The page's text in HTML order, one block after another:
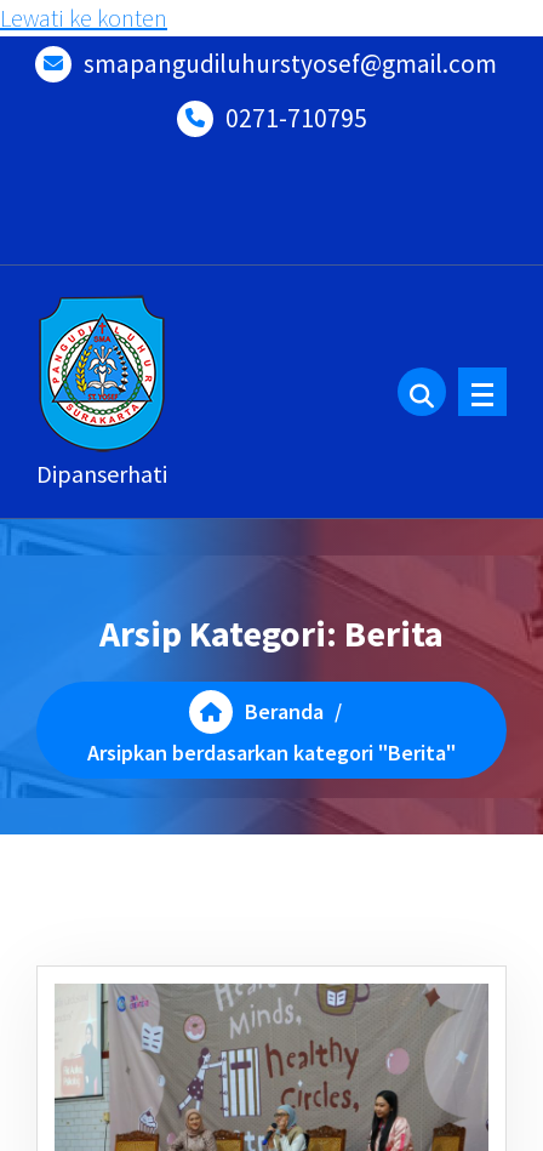
Lewati ke konten
smapangudiluhurstyosef@gmail.com
0271-710795
Dipanserhati
Arsip Kategori: Berita
Beranda /
Arsipkan berdasarkan kategori "Berita"